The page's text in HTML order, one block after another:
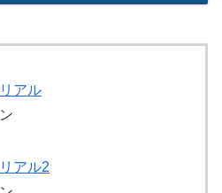
アル
アル2